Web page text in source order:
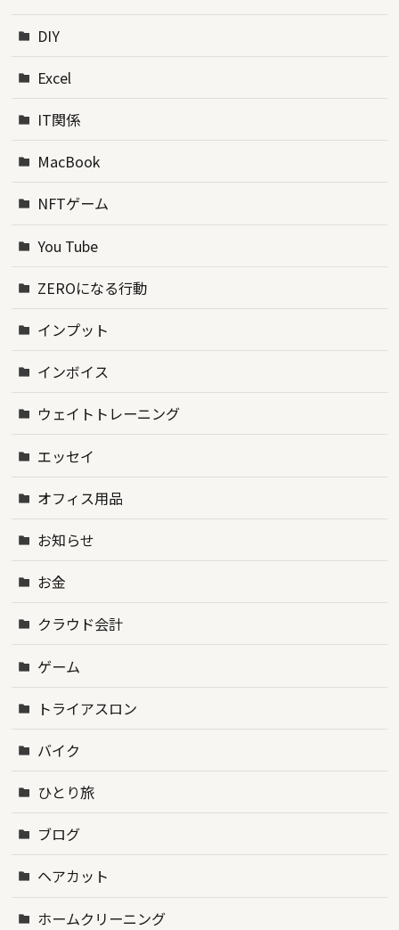
DIY
Excel
IT関係
MacBook
NFTゲーム
You Tube
ZEROになる行動
インプット
インボイス
ウェイトトレーニング
エッセイ
オフィス用品
お知らせ
お金
クラウド会計
ゲーム
トライアスロン
バイク
ひとり旅
ブログ
ヘアカット
ホームクリーニング